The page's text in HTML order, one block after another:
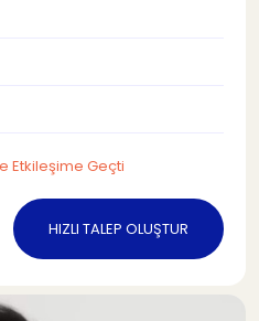
Etkileşime Geçti
HIZLI TALEP OLUŞTUR